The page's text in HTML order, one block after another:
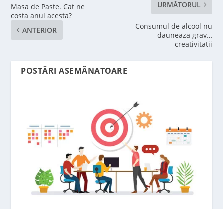
Masa de Paste. Cat ne
costa anul acesta?
ANTERIOR
URMĂTORUL
Consumul de alcool nu
dauneaza grav…
creativitatii
POSTĂRI ASEMĂNATOARE